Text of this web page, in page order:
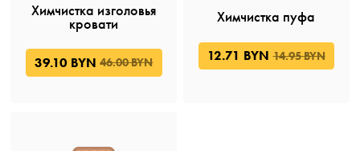
Химчистка изголовья
кровати
39.10 BYN 46.00 BYN
Химчистка пуфа
12.71 BYN 14.95 BYN